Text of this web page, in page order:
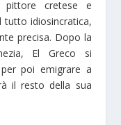
pittore cretese e
tutto idiosincratica,
precisa. Dopo la
El Greco si
poi emigrare a
il resto della sua